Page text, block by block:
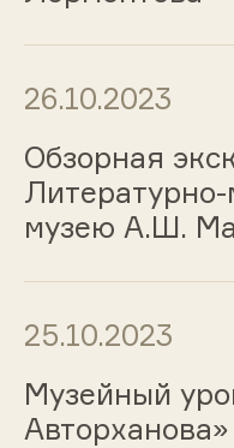
26.10.2023
Обзорная
музею А.Ш.
25.10.2023
Музейный
Авторханова»